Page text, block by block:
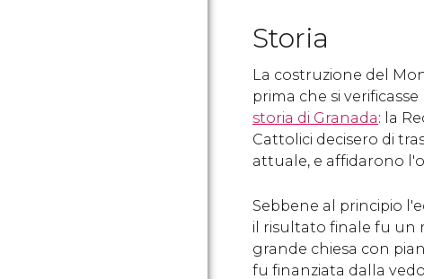
Storia
La costruzione del
prima che si
storia di Granada: la
Cattolici decisero di
attuale, e affidarono
Sebbene al principio
il risultato finale fu un
grande chiesa con
fu finanziata dalla